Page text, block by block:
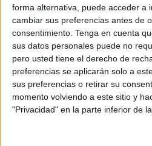
forma alternativa, puede acceder a
cambiar sus preferencias antes de
consentimiento. Tenga en cuenta
sus datos personales puede no
pero usted tiene el derecho de
preferencias se aplicarán solo a
sus preferencias o retirar su
momento volviendo a este sitio y
"Privacidad" en la parte inferior de
Desestima, por tanto, el recurso
interpuso su representación
por elJuzgadoCentral de
a dicha entrega.
La medida se fundamenta en la
que esté presente ante la